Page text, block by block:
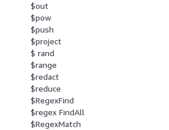
$out
$pow
$push
$project
$ rand
$range
$redact
$reduce
$RegexFind
$regex FindAll
$RegexMatch